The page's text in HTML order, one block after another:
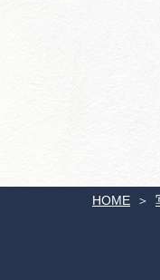
HOME